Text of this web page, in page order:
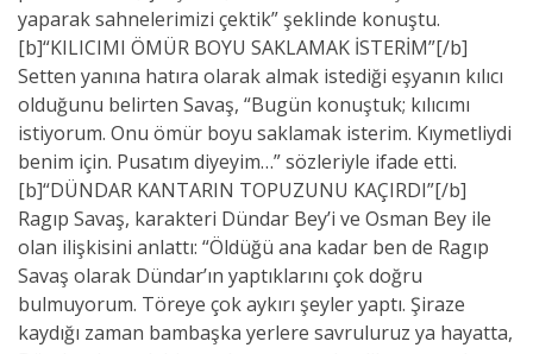
yaparak sahnelerimizi çektik” şeklinde konuştu.
[b]“KILICIMI ÖMÜR BOYU SAKLAMAK İSTERİM”[/b]
Setten yanına hatıra olarak almak istediği eşyanın kılıcı
olduğunu belirten Savaş, “Bugün konuştuk; kılıcımı
istiyorum. Onu ömür boyu saklamak isterim. Kıymetliydi
benim için. Pusatım diyeyim…” sözleriyle ifade etti.
[b]“DÜNDAR KANTARIN TOPUZUNU KAÇIRDI”[/b]
Ragıp Savaş, karakteri Dündar Bey’i ve Osman Bey ile
olan ilişkisini anlattı: “Öldüğü ana kadar ben de Ragıp
Savaş olarak Dündar’ın yaptıklarını çok doğru
bulmuyorum. Töreye çok aykırı şeyler yaptı. Şiraze
kaydığı zaman bambaşka yerlere savruluruz ya hayatta,